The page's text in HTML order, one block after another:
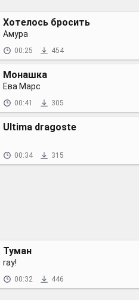
Хотелось бросить
Амура
00:25 454
Монашка
Ева Марс
00:41 305
Ultima dragoste
00:34 315
Туман
ray!
00:32 446